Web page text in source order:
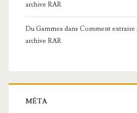
archive RAR
Du Gammes dans Comment extraire
archive RAR
MÉTA